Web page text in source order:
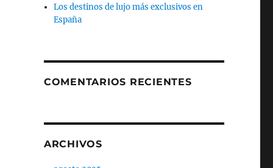
Los destinos de lujo más exclusivos en
España
COMENTARIOS RECIENTES
ARCHIVOS